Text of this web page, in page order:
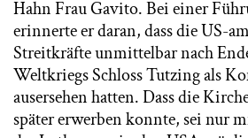
Hahn Frau Gavito. Bei einer
erinnerte er daran, dass die US-
Streitkräfte unmittelbar nach
Weltkriegs Schloss Tutzing als
ausersehen hatten. Dass die
später erwerben konnte, sei nur